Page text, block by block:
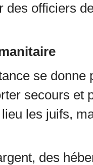
officiers
se
secours
les juifs,
des